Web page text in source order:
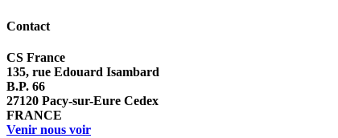
Contact
CS France
135, rue Edouard Isambard
B.P. 66
27120 Pacy-sur-Eure Cedex
FRANCE
Venir nous voir